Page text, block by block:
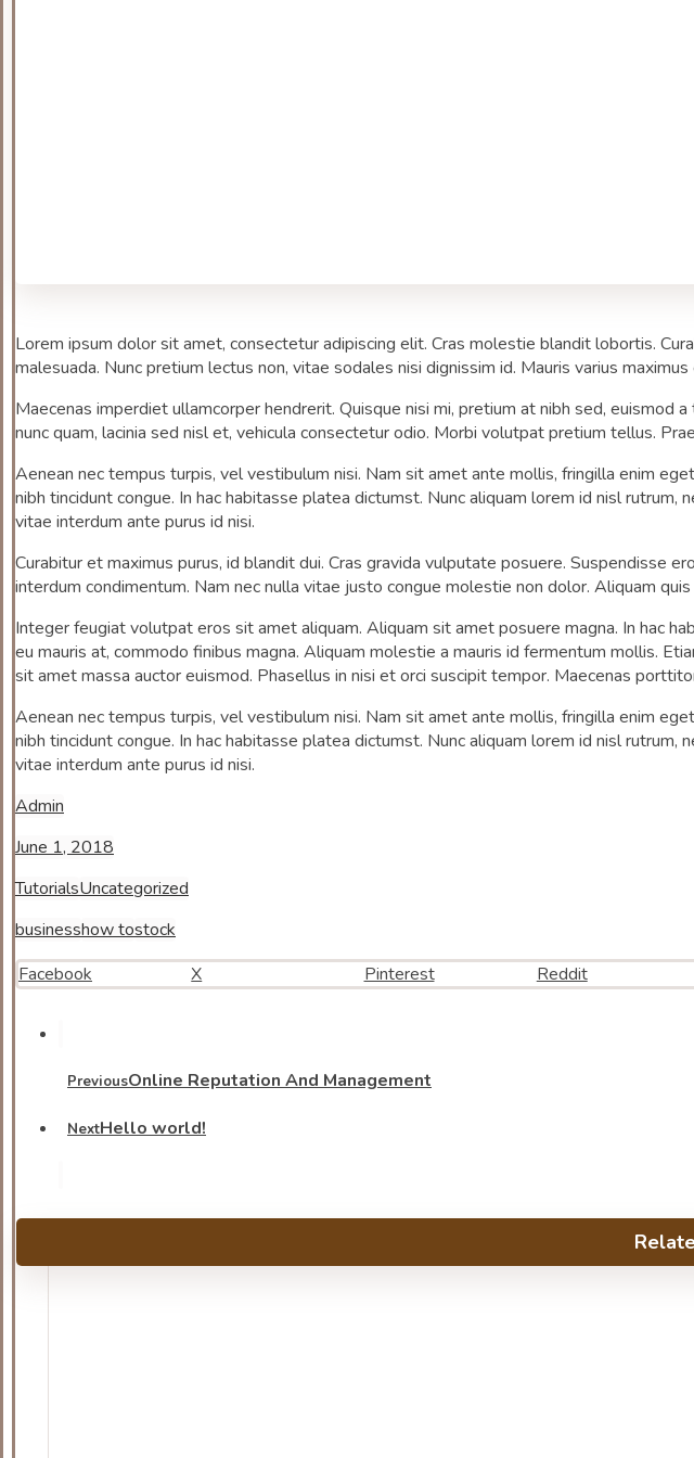
Lorem ipsum dolor sit amet, consectetur adipiscing elit. Cras molestie blandit lobortis.
malesuada. Nunc pretium lectus non, vitae sodales nisi dignissim id. Mauris varius
Maecenas imperdiet ullamcorper hendrerit. Quisque nisi mi, pretium at nibh sed,
nunc quam, lacinia sed nisl et, vehicula consectetur odio. Morbi volutpat pretium tellus.
Aenean nec tempus turpis, vel vestibulum nisi. Nam sit amet ante mollis, fringilla enim
nibh tincidunt congue. In hac habitasse platea dictumst. Nunc aliquam lorem id nisl
vitae interdum ante purus id nisi.
Curabitur et maximus purus, id blandit dui. Cras gravida vulputate posuere. Suspendisse
interdum condimentum. Nam nec nulla vitae justo congue molestie non dolor. Aliquam
Integer feugiat volutpat eros sit amet aliquam. Aliquam sit amet posuere magna. In hac
eu mauris at, commodo finibus magna. Aliquam molestie a mauris id fermentum mollis.
sit amet massa auctor euismod. Phasellus in nisi et orci suscipit tempor. Maecenas
Aenean nec tempus turpis, vel vestibulum nisi. Nam sit amet ante mollis, fringilla enim
nibh tincidunt congue. In hac habitasse platea dictumst. Nunc aliquam lorem id nisl
vitae interdum ante purus id nisi.
Admin
June 1, 2018
TutorialsUncategorized
businesshow tostock
Facebook
X Pinterest Reddit
PreviousOnline Reputation And Management
NextHello world!